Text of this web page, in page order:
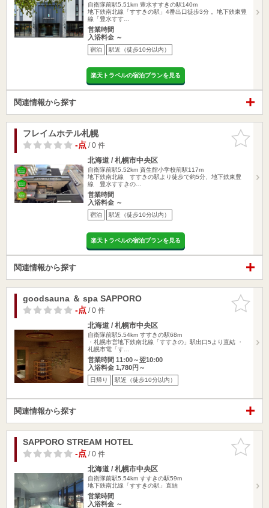
自衛隊前駅5.51km 豊水すすきの駅140m
地下鉄南北線「すすきの駅」4番出口徒歩3分 。地下鉄東豊
線「豊水すす…
営業時間
入浴料金 ～
宿泊 駅近（徒歩10分以内）
楽天トラベルの宿泊プランを見る
関連情報から探す
お気に入
りに追加
フレイムホテル札幌
-点/ 0 件
北海道 / 札幌市中央区
自衛隊前駅5.52km 資生館小学校前駅117m
地下鉄南北線 すすきの駅より徒歩で約5分、地下鉄東豊
線 豊水すすきの…
営業時間
入浴料金 ～
宿泊 駅近（徒歩10分以内）
楽天トラベルの宿泊プランを見る
関連情報から探す
お気に入
りに追加
goodsauna ＆ spa SAPPORO
-点/ 0 件
北海道 / 札幌市中央区
自衛隊前駅5.54km すすきの駅68m
・札幌市営地下鉄南北線「すすきの」駅出口5より直結 ・
札幌市電「す…
営業時間 11:00～翌10:00
入浴料金 1,780円～
日帰り 駅近（徒歩10分以内）
関連情報から探す
お気に入
りに追加
SAPPORO STREAM HOTEL
-点/ 0 件
北海道 / 札幌市中央区
自衛隊前駅5.54km すすきの駅59m
地下鉄南北線「すすきの駅」直結
営業時間
入浴料金 ～